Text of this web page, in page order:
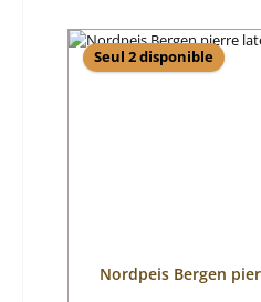
Seul 2 disponible
Nordpeis Bergen